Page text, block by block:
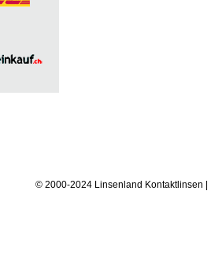
© 2000-2024 Linsenland Kontaktlinsen